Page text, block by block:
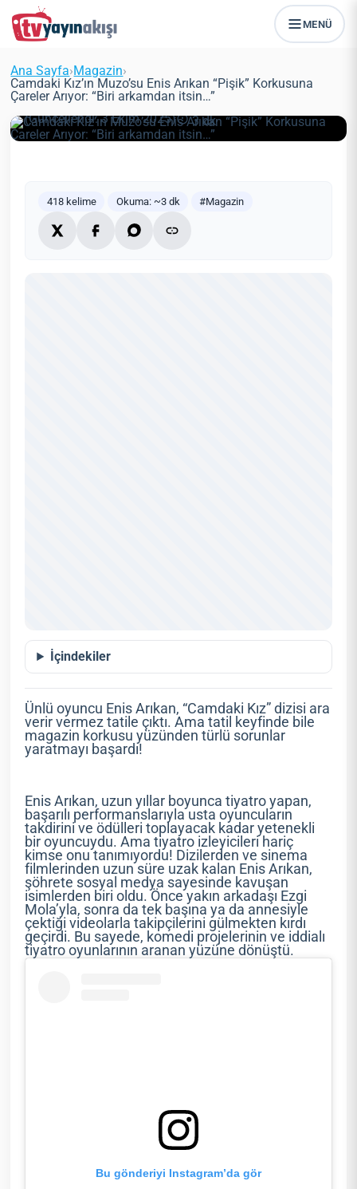
MENÜ
Ana Sayfa›Magazin›
Camdaki Kız’ın Muzo’su Enis Arıkan “Pişik” Korkusuna
Çareler Arıyor: “Biri arkamdan itsin…”
Camdaki Kız’ın Muzo’su Enis Arıkan
“Biri arkamdan itsin…”
Zeynep Öztürk Magazin
26 Haziran 2021
(Güncellendi: 3 Ekim 2025)
3 dk
418 kelime Okuma: ~3 dk #Magazin
İçindekiler
Ünlü oyuncu Enis Arıkan, “Camdaki Kız” dizisi ara
verir vermez tatile çıktı. Ama tatil keyfinde bile
magazin korkusu yüzünden türlü sorunlar
yaratmayı başardı!
Enis Arıkan, uzun yıllar boyunca tiyatro yapan,
başarılı performanslarıyla usta oyuncuların
takdirini ve ödülleri toplayacak kadar yetenekli
bir oyuncuydu. Ama tiyatro izleyicileri hariç
kimse onu tanımıyordu! Dizilerden ve sinema
filmlerinden uzun süre uzak kalan Enis Arıkan,
şöhrete sosyal medya sayesinde kavuşan
isimlerden biri oldu. Önce yakın arkadaşı Ezgi
Mola’yla, sonra da tek başına ya da annesiyle
çektiği videolarla takipçilerini gülmekten kırdı
geçirdi. Bu sayede, komedi projelerinin ve iddialı
tiyatro oyunlarının aranan yüzüne dönüştü.
Bu gönderiyi Instagram’da gör